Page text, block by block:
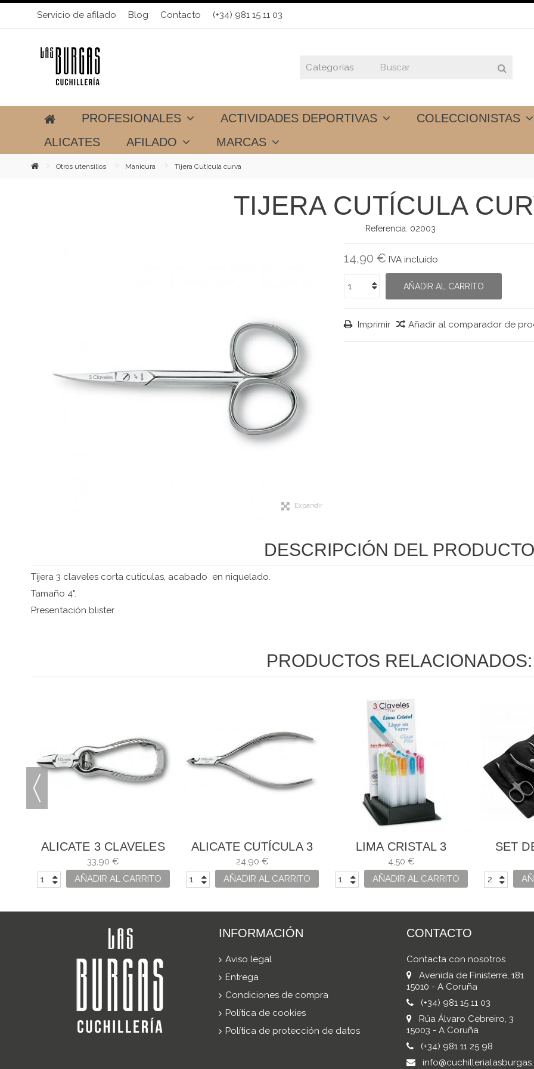
Servicio de afilado Blog Contacto (+34) 981 15 11 03
PROFESIONALES ACTIVIDADES DEPORTIVAS
COLECCIONISTAS
ALICATES
AFILADO MARCAS
Otros utensilios Manicura Tijera Cutícula curva
TIJERA CUTÍCULA
Referencia: 02003
Expandir
14,90 € IVA incluído
AÑADIR AL CARRITO
Imprimir Añadir al comparador de
DESCRIPCIÓN DEL PRODUCTO
Tijera 3 claveles corta cutículas, acabado en niquelado.
Tamaño 4".
Presentación blister
PRODUCTOS RELACIONADOS:
ALICATE 3 CLAVELES
UÑAS ACERO
CARBONO FORJADO
33,90 €
AÑADIR AL CARRITO
ALICATE CUTÍCULA 3
CLAVELES
24,90 €
AÑADIR AL CARRITO
LIMA CRISTAL 3
CLAVELES
4,50 €
AÑADIR AL CARRITO
SET
INFORMACIÓN
Aviso legal
Entrega
Condiciones de compra
Política de cookies
Política de protección de datos
CONTACTO
Contacta con nosotros
Avenida de Finisterre, 181
15010 - A Coruña
(+34) 981 15 11 03
Rúa Álvaro Cebreiro, 3
15003 - A Coruña
(+34) 981 11 25 98